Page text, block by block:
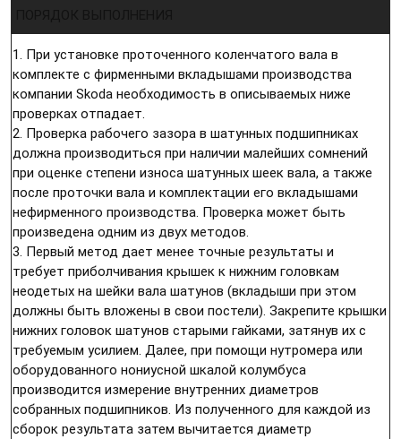
1. При установке проточенного коленчатого вала в
комплекте с фирменными вкладышами производства
компании Skoda необходимость в описываемых ниже
проверках отпадает.
2. Проверка рабочего зазора в шатунных подшипниках
должна производиться при наличии малейших сомнений
при оценке степени износа шатунных шеек вала, а также
после проточки вала и комплектации его вкладышами
нефирменного производства. Проверка может быть
произведена одним из двух методов.
3. Первый метод дает менее точные результаты и
требует приболчивания крышек к нижним головкам
неодетых на шейки вала шатунов (вкладыши при этом
должны быть вложены в свои постели). Закрепите крышки
нижних головок шатунов старыми гайками, затянув их с
требуемым усилием. Далее, при помощи нутромера или
оборудованного нониусной шкалой колумбуса
производится измерение внутренних диаметров
собранных подшипников. Из полученного для каждой из
сборок результата затем вычитается диаметр